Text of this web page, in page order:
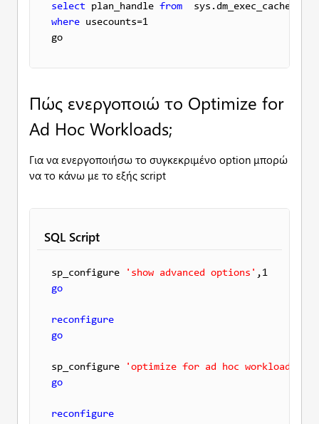
select plan_handle from
where usecounts=1
go
Πώς ενεργοποιώ το Optimize for
Ad Hoc Workloads;
Για να ενεργοποιήσω το συγκεκριμένο option μπορώ
να το κάνω με το εξής script
SQL Script
sp_configure 'show advanced options'
go
reconfigure
go
sp_configure
'optimize for ad hoc workloads'
go
reconfigure